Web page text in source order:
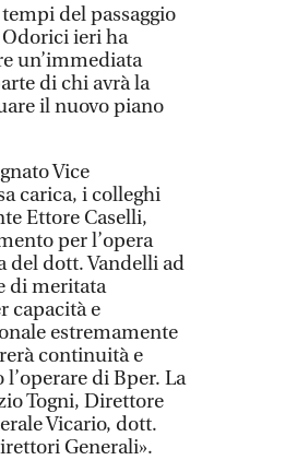
del passaggio
ieri ha
un’immediata
di chi avrà la
il nuovo piano
Vice
carica, i colleghi
Ettore Caselli,
per l’opera
del dott. Vandelli ad
di meritata
capacità e
estremamente
continuità e
di Bper. La
Togni, Direttore
Vicario, dott.
Generali».